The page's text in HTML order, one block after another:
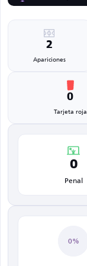
2
Apariciones
0
Tarjeta roja
0
Penal
0%